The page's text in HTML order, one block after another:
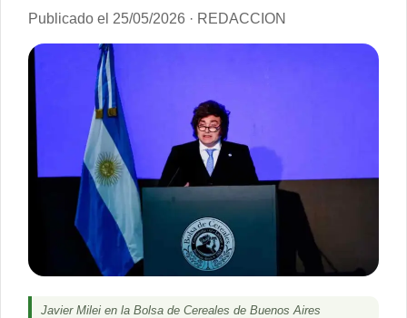
Publicado el 25/05/2026 · REDACCION
Javier Milei en la Bolsa de Cereales de Buenos Aires